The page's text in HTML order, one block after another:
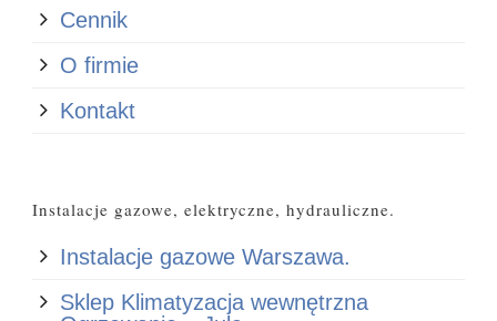
Cennik
O firmie
Kontakt
Instalacje gazowe, elektryczne, hydrauliczne.
Instalacje gazowe Warszawa.
Sklep Klimatyzacja wewnętrzna